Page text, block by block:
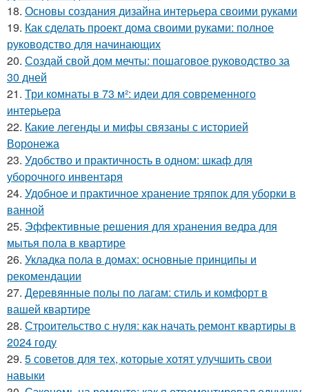
18. Основы создания дизайна интерьера своими руками
19. Как сделать проект дома своими руками: полное
руководство для начинающих
20. Создай свой дом мечты: пошаговое руководство за
30 дней
21. Три комнаты в 73 м²: идеи для современного
интерьера
22. Какие легенды и мифы связаны с историей
Воронежа
23. Удобство и практичность в одном: шкаф для
уборочного инвентаря
24. Удобное и практичное хранение тряпок для уборки в
ванной
25. Эффективные решения для хранения ведра для
мытья пола в квартире
26. Укладка пола в домах: основные принципы и
рекомендации
27. Деревянные полы по лагам: стиль и комфорт в
вашей квартире
28. Строительство с нуля: как начать ремонт квартиры в
2024 году
29. 5 советов для тех, которые хотят улучшить свои
навыки